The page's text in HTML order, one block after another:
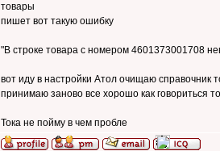
товары
пишет вот такую ошибку
"В строке товара с номером 4601373001708
вот иду в настройки Атол очищаю справочник
принимаю заново все хорошо как говориться
Тока не пойму в чем пробле